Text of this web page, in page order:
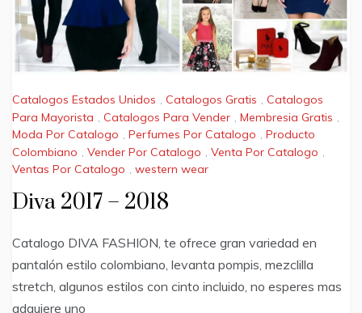
Catalogos Estados Unidos , Catalogos Gratis , Catalogos
Para Mayorista
Catalogos Para Vender Membresia Gratis
Moda Por Catalogo , Perfumes Por Catalogo , Producto
Colombiano
Vender Por Catalogo Venta Por Catalogo
Ventas Por Catalogo , western wear
Diva 2017 – 2018
Catalogo DIVA FASHION, te ofrece gran variedad en
pantalón estilo colombiano, levanta pompis, mezclilla
stretch, algunos estilos con cinto incluido, no esperes mas
adquiere uno